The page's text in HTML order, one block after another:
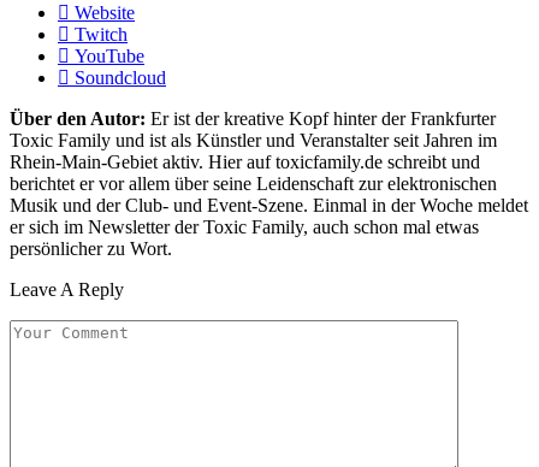
Website
Twitch
YouTube
Soundcloud
Über den Autor: Er ist der kreative Kopf hinter der Frankfurter
Toxic Family und ist als Künstler und Veranstalter seit Jahren im
Rhein-Main-Gebiet aktiv. Hier auf toxicfamily.de schreibt und
berichtet er vor allem über seine Leidenschaft zur elektronischen
Musik und der Club- und Event-Szene. Einmal in der Woche meldet
er sich im Newsletter der Toxic Family, auch schon mal etwas
persönlicher zu Wort.
Leave A Reply